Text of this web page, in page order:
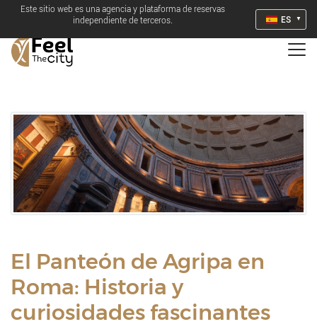
Este sitio web es una agencia y plataforma de reservas
independiente de terceros.
ES
El Panteón de Agripa en
Roma: Historia y
curiosidades fascinantes